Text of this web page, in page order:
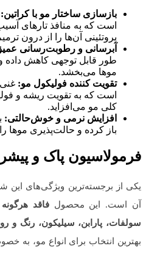
بازسازی ساختار مو با کراتین:
است که به منافذ تارهای
پروتئینی آن‌ها را از درون
آبرسانی و رطوبت‌رسانی
طور قابل توجهی کاهش
موها می‌بخشد.
تقویت کننده فولیکول مو: غنی
است که به تقویت ریشه و
کلی مو می‌افزاید.
افزایش نرمی و خوش‌حالتی:
باز کرده و حالت‌پذیری موها
فرمولاسیون پاک و
یکی از برجسته‌ترین ویژگی‌های این
آن است. این محصولفاقد
سولفات، پارابن، سیلیکون، رنگ و
بهترین انتخاب برای انواع مو،